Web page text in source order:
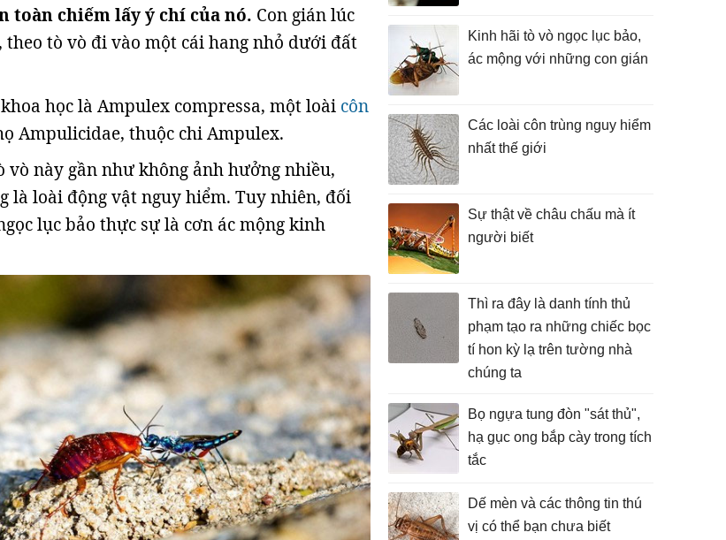
toàn chiếm lấy ý chí của nó. Con gián lúc
theo tò vò đi vào một cái hang nhỏ dưới đất
học là Ampulex compressa, một loài côn
Ampulicidae, thuộc chi Ampulex.
này gần như không ảnh hưởng nhiều,
là loài động vật nguy hiểm. Tuy nhiên, đối
lục bảo thực sự là cơn ác mộng kinh
Kinh hãi tò vò ngọc lục bảo,
ác mộng với những con gián
Các loài côn trùng nguy hiểm
nhất thế giới
Sự thật về châu chấu mà ít
người biết
Thì ra đây là danh tính thủ
phạm tạo ra những chiếc bọc
tí hon kỳ lạ trên tường nhà
chúng ta
Bọ ngựa tung đòn "sát thủ",
hạ gục ong bắp cày trong tích
tắc
Dế mèn và các thông tin thú
vị có thể bạn chưa biết